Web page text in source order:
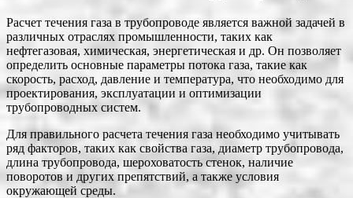
Расчет течения газа в трубопроводе является важной задачей в
различных отраслях промышленности, таких как
нефтегазовая, химическая, энергетическая и др. Он позволяет
определить основные параметры потока газа, такие как
скорость, расход, давление и температура, что необходимо для
проектирования, эксплуатации и оптимизации
трубопроводных систем.
Для правильного расчета течения газа необходимо учитывать
ряд факторов, таких как свойства газа, диаметр трубопровода,
длина трубопровода, шероховатость стенок, наличие
поворотов и других препятствий, а также условия
окружающей среды.